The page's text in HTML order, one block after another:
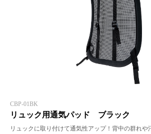
CBP-01BK
リュック用通気パッド ブラック
リュックに取り付けて通気性アップ！背中の群れや